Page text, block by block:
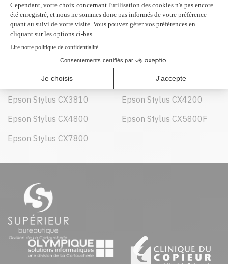
Peut être utilisé dans :
Epson Stylus C68
Epson Stylus C88
Epson Stylus C88+
Epson Stylus CX3800
Epson Stylus CX3810
Epson Stylus CX4200
Epson Stylus CX4800
Epson Stylus CX5800F
Epson Stylus CX7800